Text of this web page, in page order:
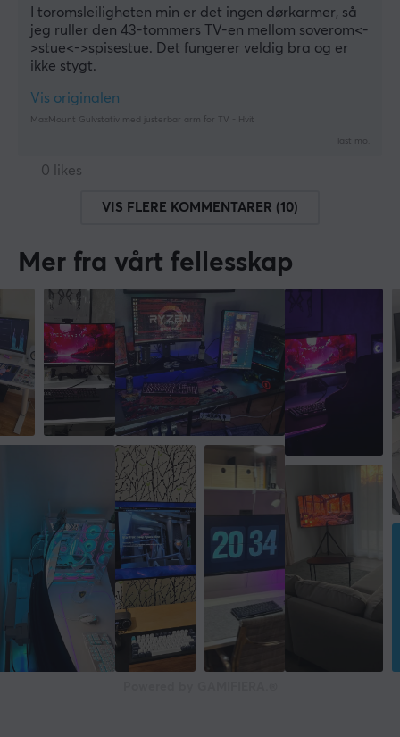
I toromsleiligheten min er det ingen dørkarmer, så
jeg ruller den 43-tommers TV-en mellom soverom<-
>stue<->spisestue. Det fungerer veldig bra og er
ikke stygt.
Vis originalen
MaxMount Gulvstativ med justerbar arm for TV - Hvit
last mo.
0 likes
VIS FLERE KOMMENTARER (10)
Mer fra vårt fellesskap